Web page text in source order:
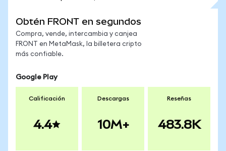
Obtén FRONT en segundos
Compra, vende, intercambia y canjea
FRONT en MetaMask, la billetera cripto
más confiable.
Google Play
Calificación
4.4
Descargas
10M+
Reseñas
483.8K